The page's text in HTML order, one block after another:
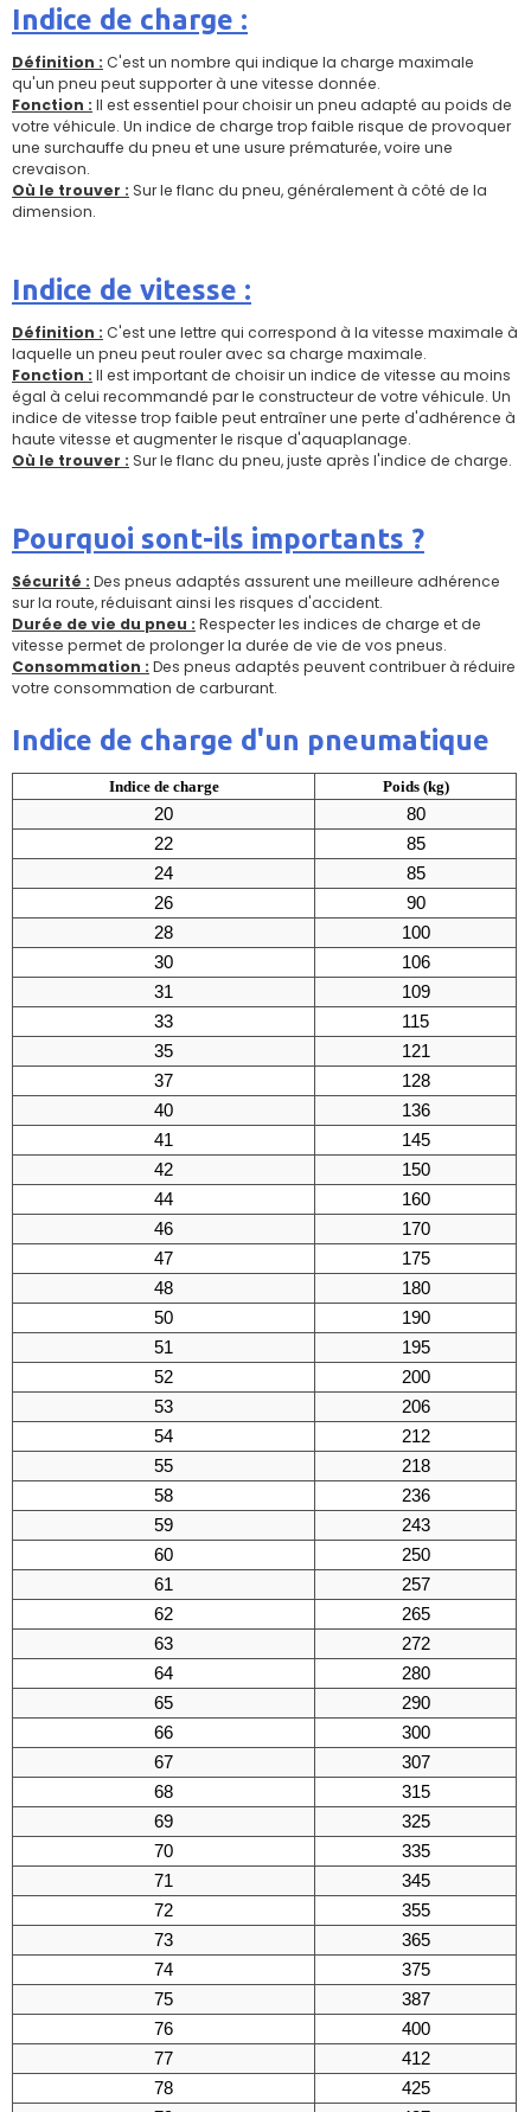
Indice de charge :
Définition : C'est un nombre qui indique la charge maximale
qu'un pneu peut supporter à une vitesse donnée.
Fonction : Il est essentiel pour choisir un pneu adapté au poids de
votre véhicule. Un indice de charge trop faible risque de provoquer
une surchauffe du pneu et une usure prématurée, voire une
crevaison.
Où le trouver : Sur le flanc du pneu, généralement à côté de la
dimension.
Indice de vitesse :
Définition : C'est une lettre qui correspond à la vitesse maximale à
laquelle un pneu peut rouler avec sa charge maximale.
Fonction : Il est important de choisir un indice de vitesse au moins
égal à celui recommandé par le constructeur de votre véhicule. Un
indice de vitesse trop faible peut entraîner une perte d'adhérence à
haute vitesse et augmenter le risque d'aquaplanage.
Où le trouver : Sur le flanc du pneu, juste après l'indice de charge.
Pourquoi sont-ils importants ?
Sécurité : Des pneus adaptés assurent une meilleure adhérence
sur la route, réduisant ainsi les risques d'accident.
Durée de vie du pneu : Respecter les indices de charge et de
vitesse permet de prolonger la durée de vie de vos pneus.
Consommation : Des pneus adaptés peuvent contribuer à réduire
votre consommation de carburant.
Indice de charge d'un pneumatique
Indice de charge Poids (kg)
20
80
22
85
24
85
26
90
28
100
30
106
31
109
33
115
35
121
37
128
40
136
41
145
42
150
44
160
46
170
47
175
48
180
50
190
51
195
52
200
53
206
54
212
55
218
58
236
59
243
60
250
61
257
62
265
63
272
64
280
65
290
66
300
67
307
68
315
69
325
70
335
71
345
72
355
73
365
74
375
75
387
76
400
77
412
78
425